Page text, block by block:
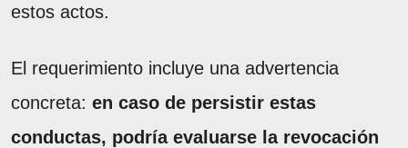
estos actos.
El requerimiento incluye una advertencia
concreta: en caso de persistir estas
conductas, podría evaluarse la revocación